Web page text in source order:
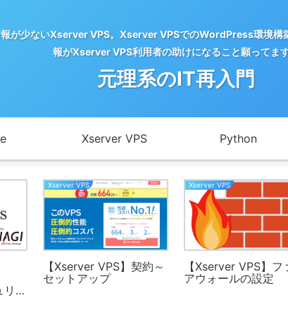
が少ないXserver VPS。Xserver VPSでのWordPress環境
報がXserver VPS利用者の助けになること願ってます
元理系のIT再入門
Xserver VPS Python
テ
Xserver VPS
【Xserver VPS】契約～
セットアップ
Xserver VPS
【Xserver VPS】フ
アウォールの設定